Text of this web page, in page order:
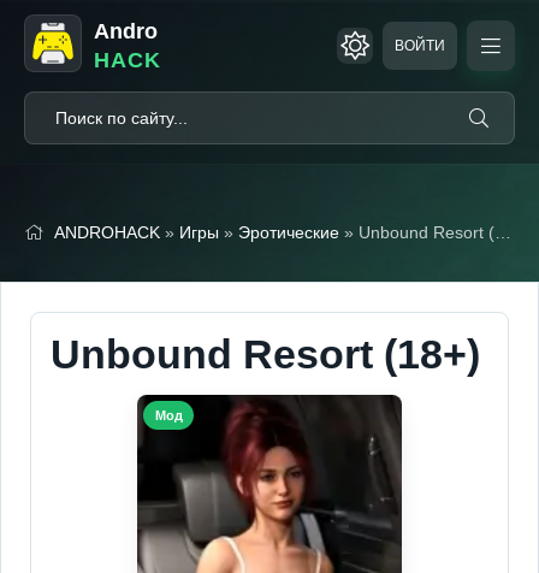
Andro
HACK
ВОЙТИ
ANDROHACK » Игры » Эротические » Unbound Resort (18+)
Unbound Resort (18+)
Мод